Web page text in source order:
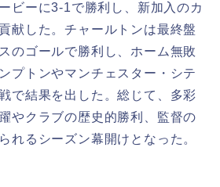
ビーに3-1で勝利し、新加入のカ
献した。チャールトンは最終盤
のゴールで勝利し、ホーム無敗
プトンやマンチェスター・シテ
で結果を出した。総じて、多彩
やクラブの歴史的勝利、監督の
れるシーズン幕開けとなった。